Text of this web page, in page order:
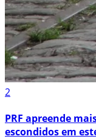
2
PRF apreende
escondidos em